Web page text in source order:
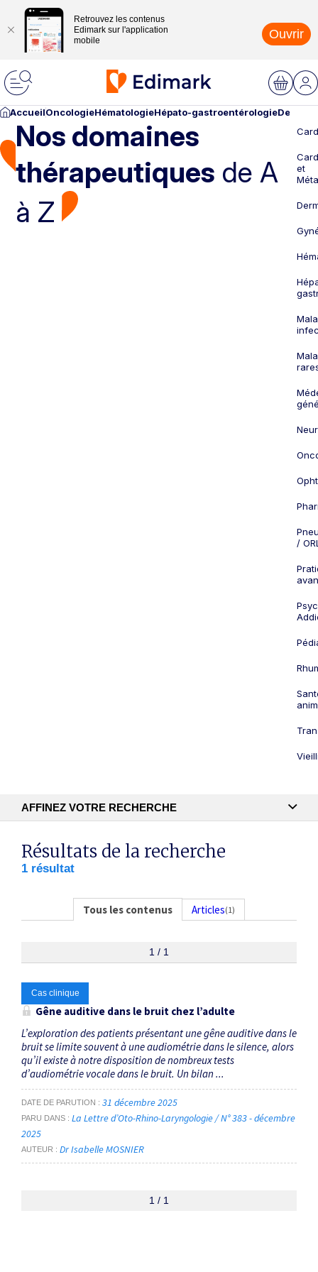
Retrouvez les contenus
Edimark sur l'application
mobile
Ouvrir
AccueilOncologieHématologieHépato-gastroentérologie
Nos domaines
thérapeutiques de A
à Z
et
/
AFFINEZ VOTRE RECHERCHE
Recherche textuelle
Audiométrie vocale dans le bruit ×
Dates
Du
RECHERCHER
Résultats de la recherche
1 résultat
Tous les contenus Articles(1)
1 / 1
Cas clinique
Gêne auditive dans le bruit chez l’adulte
L’exploration des patients présentant une gêne auditive dans le
bruit se limite souvent à une audiométrie dans le silence, alors
qu’il existe à notre disposition de nombreux tests
d’audiométrie vocale dans le bruit. Un bilan ...
DATE DE PARUTION 31 décembre 2025
PARU DANS
La Lettre d’Oto-Rhino-Laryngologie / N° 383 - décembre
2025
AUTEUR Dr Isabelle MOSNIER
1 / 1